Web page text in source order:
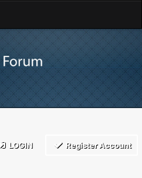
LOGIN Register Account